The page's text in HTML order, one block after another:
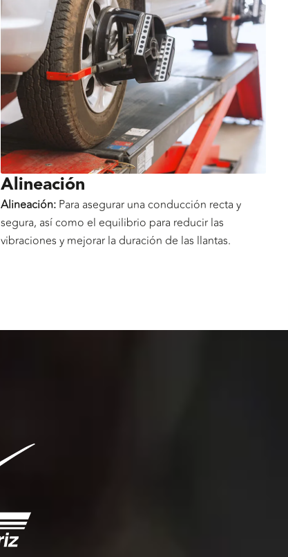
Alineación
Alineación: Para asegurar una conducción recta y
segura, así como el equilibrio para reducir las
vibraciones y mejorar la duración de las llantas.